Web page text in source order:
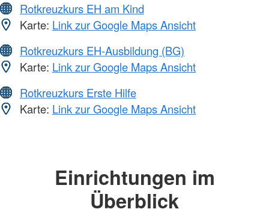
Rotkreuzkurs EH am Kind
Karte: Link zur Google Maps Ansicht
Rotkreuzkurs EH-Ausbildung (BG)
Karte: Link zur Google Maps Ansicht
Rotkreuzkurs Erste Hilfe
Karte: Link zur Google Maps Ansicht
Einrichtungen im
Überblick